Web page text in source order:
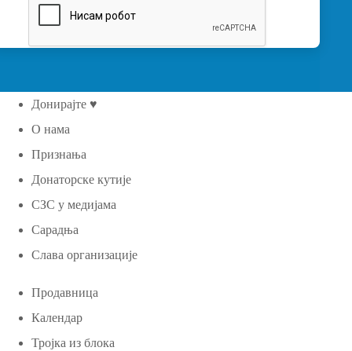
Донирајте ♥
О нама
Признања
Донаторске кутије
СЗС у медијама
Сарадња
Слава организације
Продавница
Календар
Тројка из блока